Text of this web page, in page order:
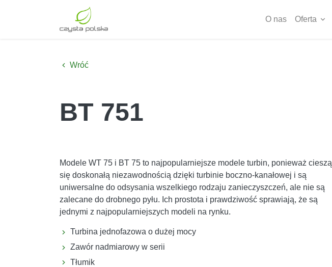
O nas Oferta
Wróć
BT 751
Modele WT 75 i BT 75 to najpopularniejsze modele turbin, ponieważ cieszą
się doskonałą niezawodnością dzięki turbinie boczno-kanałowej i są
uniwersalne do odsysania wszelkiego rodzaju zanieczyszczeń, ale nie są
zalecane do drobnego pyłu. Ich prostota i prawdziwość sprawiają, że są
jednymi z najpopularniejszych modeli na rynku.
Turbina jednofazowa o dużej mocy
Zawór nadmiarowy w serii
Tłumik